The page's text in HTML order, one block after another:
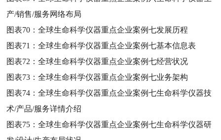
产/销售/服务网络布局
图表70：全球生命科学仪器重点企业案例七发展历程
图表71：全球生命科学仪器重点企业案例七基本信息表
图表72：全球生命科学仪器重点企业案例七经营状况
图表73：全球生命科学仪器重点企业案例七业务架构
图表74：全球生命科学仪器重点企业案例七生命科学仪器技
术/产品/服务详情介绍
图表75：全球生命科学仪器重点企业案例七生命科学仪器研